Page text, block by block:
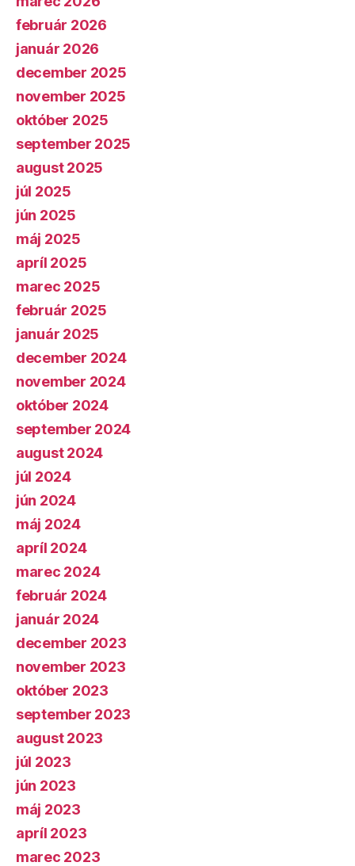
február 2026
január 2026
december 2025
november 2025
október 2025
september 2025
august 2025
júl 2025
jún 2025
máj 2025
apríl 2025
marec 2025
február 2025
január 2025
december 2024
november 2024
október 2024
september 2024
august 2024
júl 2024
jún 2024
máj 2024
apríl 2024
marec 2024
február 2024
január 2024
december 2023
november 2023
október 2023
september 2023
august 2023
júl 2023
jún 2023
máj 2023
apríl 2023
marec 2023